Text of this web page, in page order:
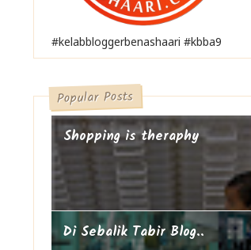
#kelabbloggerbenashaari #kbba9
Popular Posts
Shopping is theraphy
Di Sebalik Tabir Blog..